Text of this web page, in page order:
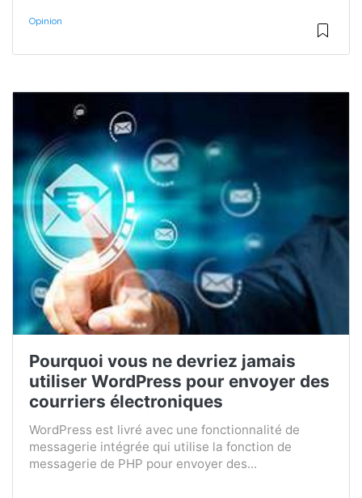
Opinion
Pourquoi vous ne devriez jamais
utiliser WordPress pour envoyer des
courriers électroniques
WordPress est livré avec une fonctionnalité de
messagerie intégrée qui utilise la fonction de
messagerie de PHP pour envoyer des...